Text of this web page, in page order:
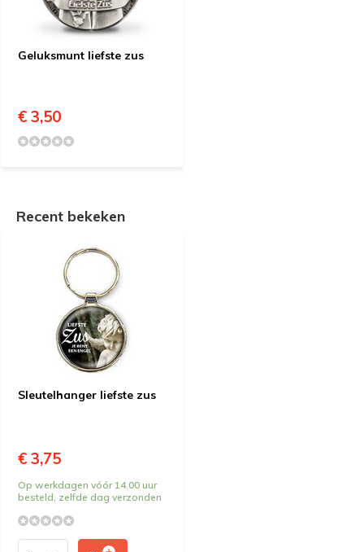
Geluksmunt liefste zus
€ 3,50
Recent bekeken
Sleutelhanger liefste zus
€ 3,75
Op werkdagen vóór 14.00 uur
besteld, zelfde dag verzonden